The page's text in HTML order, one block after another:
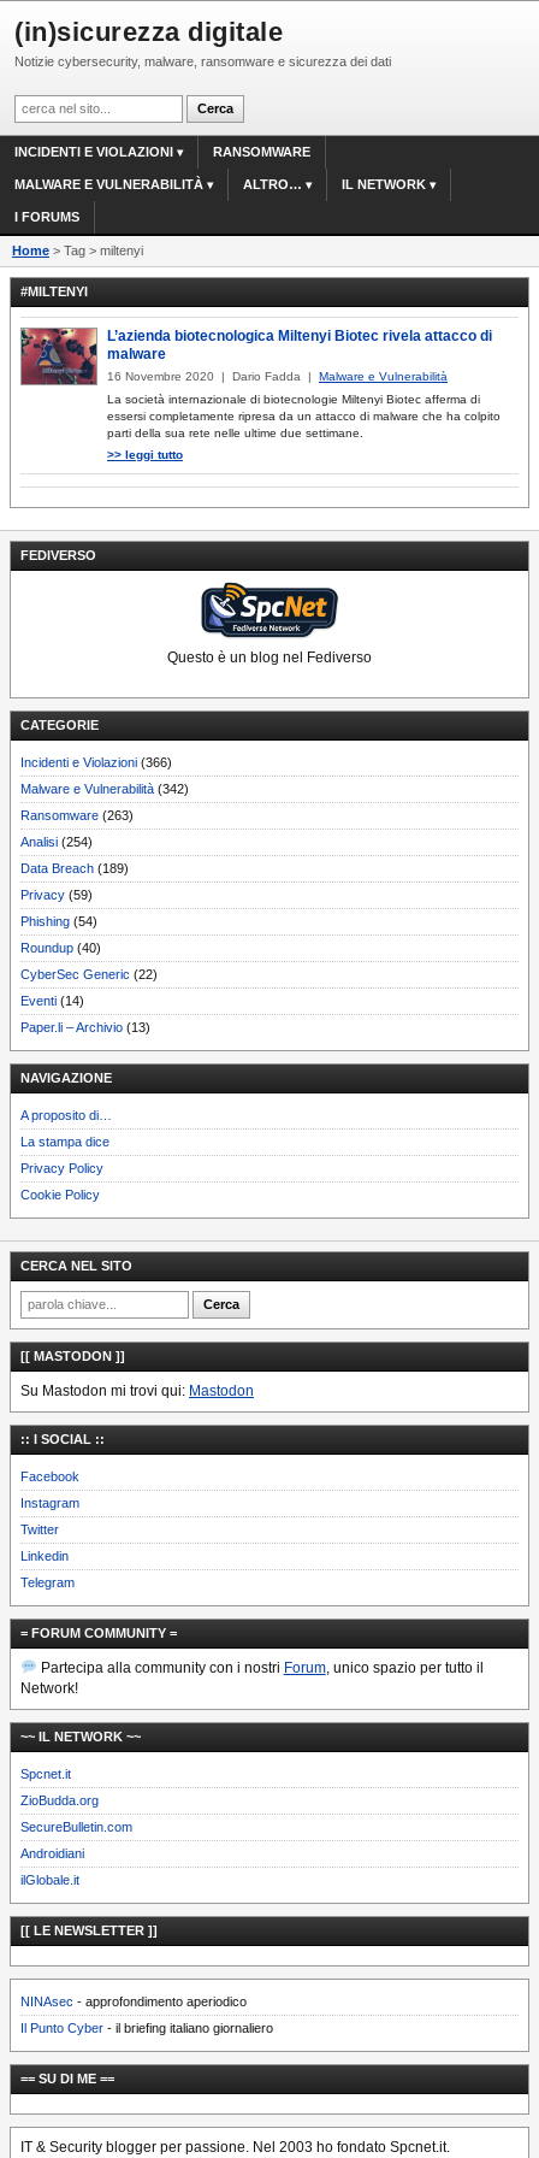
(in)sicurezza digitale
Notizie cybersecurity, malware, ransomware e sicurezza dei dati
INCIDENTI E VIOLAZIONI RANSOMWARE
MALWARE E VULNERABILITÀ ALTRO… IL NETWORK
I FORUMS
Home > Tag > miltenyi
FEDIVERSO
Questo è un blog nel Fediverso
CATEGORIE
Incidenti e Violazioni (366)
Malware e Vulnerabilità (342)
Ransomware (263)
Analisi (254)
Data Breach (189)
Privacy (59)
Phishing (54)
Roundup (40)
CyberSec Generic (22)
Eventi (14)
Paper.li – Archivio (13)
NAVIGAZIONE
A proposito di…
La stampa dice
Privacy Policy
Cookie Policy
#MILTENYI
L’azienda biotecnologica Miltenyi Biotec rivela attacco di
malware
16 Novembre 2020 | Dario Fadda | Malware e Vulnerabilità
La società internazionale di biotecnologie Miltenyi Biotec afferma di
essersi completamente ripresa da un attacco di malware che ha colpito
parti della sua rete nelle ultime due settimane.
>> leggi tutto
CERCA NEL SITO
[[ MASTODON ]]
Su Mastodon mi trovi qui: Mastodon
:: I SOCIAL ::
Facebook
Instagram
Twitter
Linkedin
Telegram
= FORUM COMMUNITY =
Partecipa alla community con i nostri Forum, unico spazio per tutto il
Network!
~~ IL NETWORK ~~
Spcnet.it
ZioBudda.org
SecureBulletin.com
Androidiani
ilGlobale.it
[[ LE NEWSLETTER ]]
NINAsec - approfondimento aperiodico
Il Punto Cyber - il briefing italiano giornaliero
== SU DI ME ==
IT & Security blogger per passione. Nel 2003 ho fondato Spcnet.it.